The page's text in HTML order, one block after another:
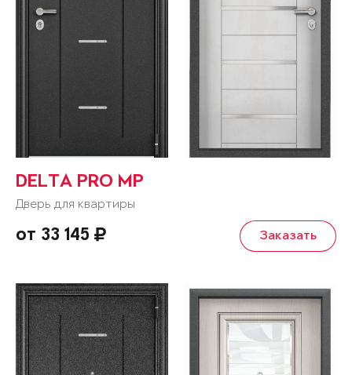
DELTA PRO MP
Дверь для квартиры
от 33 145 Заказать